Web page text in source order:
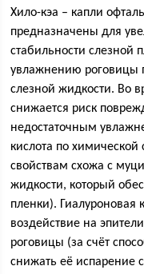
Хило-кэа – капли
предназначены для
стабильности слезной
увлажнению роговицы
слезной жидкости. Во
снижается риск
недостаточным
кислота по химической
свойствам схожа с
жидкости, который
пленки). Гиалуроновая
воздействие на
роговицы (за счёт
снижать её испарение